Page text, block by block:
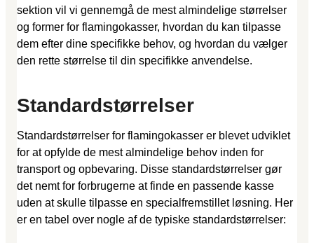
sektion vil vi gennemgå de mest almindelige størrelser
og former for flamingokasser, hvordan du kan tilpasse
dem efter dine specifikke behov, og hvordan du vælger
den rette størrelse til din specifikke anvendelse.
Standardstørrelser
Standardstørrelser for flamingokasser er blevet udviklet
for at opfylde de mest almindelige behov inden for
transport og opbevaring. Disse standardstørrelser gør
det nemt for forbrugerne at finde en passende kasse
uden at skulle tilpasse en specialfremstillet løsning. Her
er en tabel over nogle af de typiske standardstørrelser: